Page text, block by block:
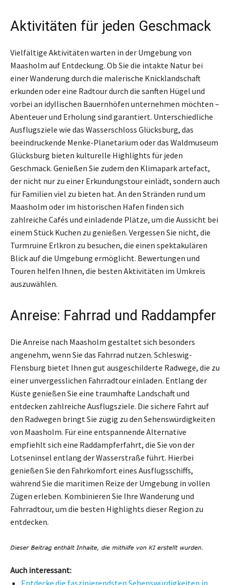
Aktivitäten für jeden Geschmack
Vielfältige Aktivitäten warten in der Umgebung von
Maasholm auf Entdeckung. Ob Sie die intakte Natur bei
einer Wanderung durch die malerische Knicklandschaft
erkunden oder eine Radtour durch die sanften Hügel und
vorbei an idyllischen Bauernhöfen unternehmen möchten –
Abenteuer und Erholung sind garantiert. Unterschiedliche
Ausflugsziele wie das Wasserschloss Glücksburg, das
beeindruckende Menke-Planetarium oder das Waldmuseum
Glücksburg bieten kulturelle Highlights für jeden
Geschmack. Genießen Sie zudem den Klimapark artefact,
der nicht nur zu einer Erkundungstour einlädt, sondern auch
für Familien viel zu bieten hat. An den Stränden rund um
Maasholm oder im historischen Hafen finden sich
zahlreiche Cafés und einladende Plätze, um die Aussicht bei
einem Stück Kuchen zu genießen. Vergessen Sie nicht, die
Turmruine Erlkron zu besuchen, die einen spektakulären
Blick auf die Umgebung ermöglicht. Bewertungen und
Touren helfen Ihnen, die besten Aktivitäten im Umkreis
auszuwählen.
Anreise: Fahrrad und Raddampfer
Die Anreise nach Maasholm gestaltet sich besonders
angenehm, wenn Sie das Fahrrad nutzen. Schleswig-
Flensburg bietet Ihnen gut ausgeschilderte Radwege, die zu
einer unvergesslichen Fahrradtour einladen. Entlang der
Küste genießen Sie eine traumhafte Landschaft und
entdecken zahlreiche Ausflugsziele. Die sichere Fahrt auf
den Radwegen bringt Sie zügig zu den Sehenswürdigkeiten
von Maasholm. Für eine entspannende Alternative
empfiehlt sich eine Raddampferfahrt, die Sie von der
Lotseninsel entlang der Wasserstraße führt. Hierbei
genießen Sie den Fahrkomfort eines Ausflugsschiffs,
während Sie die maritimen Reize der Umgebung in vollen
Zügen erleben. Kombinieren Sie Ihre Wanderung und
Fahrradtour, um die besten Highlights dieser Region zu
entdecken.
Auch interessant:
Entdecke die faszinierendsten Sehenswürdigkeiten in